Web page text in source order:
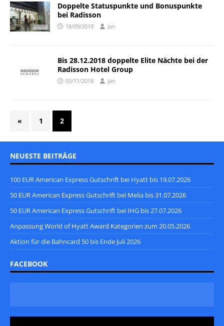
Doppelte Statuspunkte und Bonuspunkte
bei Radisson
18/09/2019 Jan
Bis 28.12.2018 doppelte Elite Nächte bei der
Radisson Hotel Group
03/11/2018 Jan
« 1 2
NEUESTE BEITRÄGE
100 EUR American Express Gutschrift bei Hyatt bis 19.07.2026
50 EUR American Express Gutschrift bei Melia bis 31.07.2026
50 EUR American Express Gutschrift bei IHG bis 27.07.2026
Anpassung World of Hyatt Award Kategorien zum 20.05.2026
Aktion für die Bahncard 50 bis Ende Juli 2026
FACEBOOK